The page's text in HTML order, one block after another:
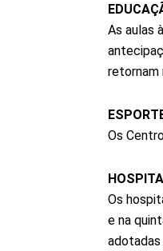
As aulas
retornam
Os
Os
e na
adotadas